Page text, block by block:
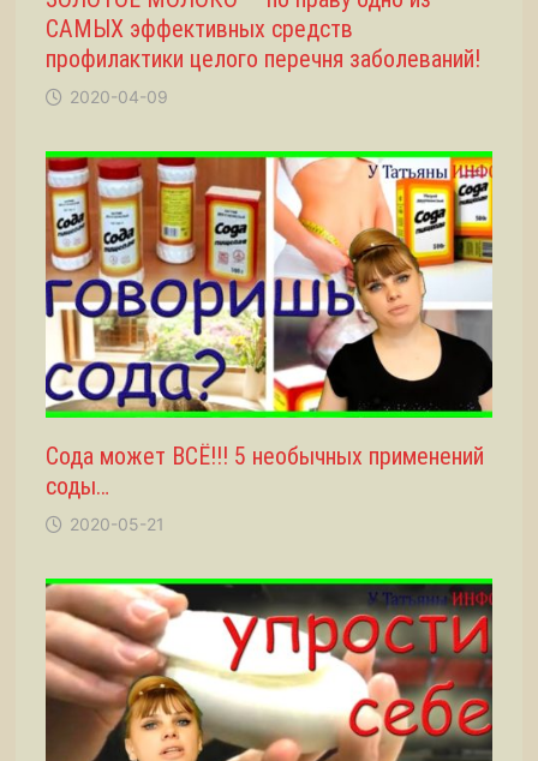
САМЫХ эффективных средств
профилактики целого перечня заболеваний!
2020-04-09
Сода может ВСЁ!!! 5 необычных применений
соды…
2020-05-21